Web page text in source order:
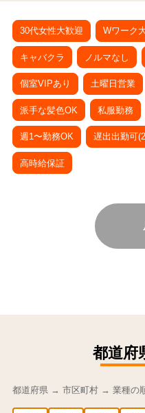
30代女性大歓迎 Wワーク
キャバクラ ノルマなし
個室VIPあり 土曜日営業
派手な髪色OK 私服勤務
週1〜勤務OK 遅出出勤可
高時給保証
都道府
都道府県 → 市区町村 → 業種の